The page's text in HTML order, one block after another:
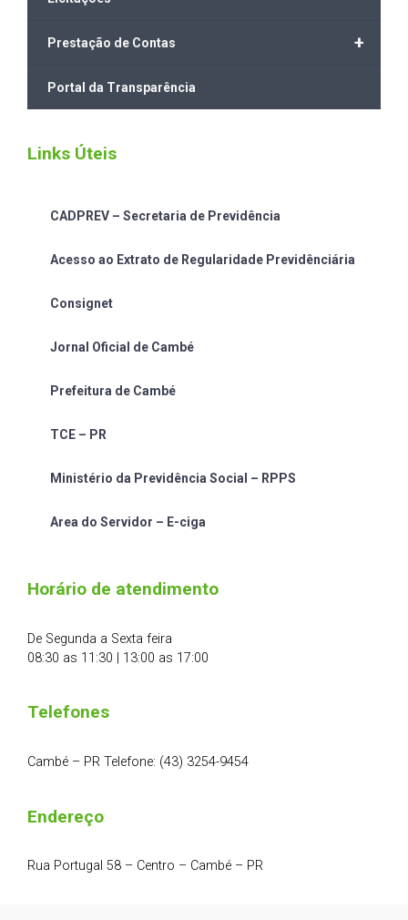
+
Prestação de Contas
Portal da Transparência
Links Úteis
CADPREV – Secretaria de Previdência
Acesso ao Extrato de Regularidade Previdênciária
Consignet
Jornal Oficial de Cambé
Prefeitura de Cambé
TCE – PR
Ministério da Previdência Social – RPPS
Area do Servidor – E-ciga
Horário de atendimento
De Segunda a Sexta feira
08:30 as 11:30 | 13:00 as 17:00
Telefones
Cambé – PR Telefone: (43) 3254-9454
Endereço
Rua Portugal 58 – Centro – Cambé – PR